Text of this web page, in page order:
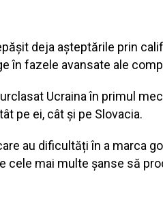
deja așteptările prin
în fazele avansate ale
Ucraina în primul
pe ei, cât și pe Slovacia.
au dificultăți în a marca
cele mai multe șanse să